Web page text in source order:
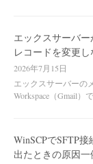
エックスサーバー
レコードを変更
2026年7月15日
エックスサーバーの
Workspace（Gmail
WinSCPでSFTP
出たときの原因一